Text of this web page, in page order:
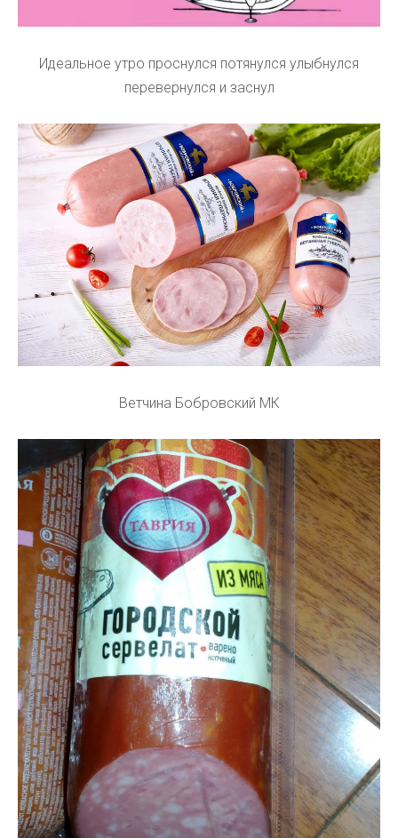
Идеальное утро проснулся потянулся улыбнулся
перевернулся и заснул
Ветчина Бобровский МК